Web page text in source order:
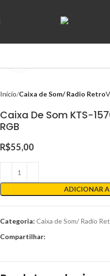
Início Caixa de Som/ Radio Retro
Caixa De Som KTS-
RGB
R$55,00
ADICIONAR
Categoria: Caixa de Som/ Radio
Compartilhar: